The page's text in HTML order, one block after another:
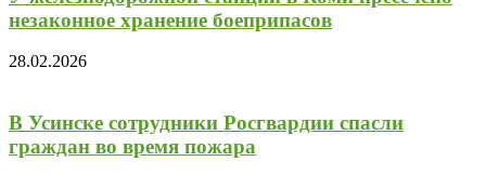
незаконное хранение боеприпасов
28.02.2026
В Усинске сотрудники Росгвардии спасли
граждан во время пожара